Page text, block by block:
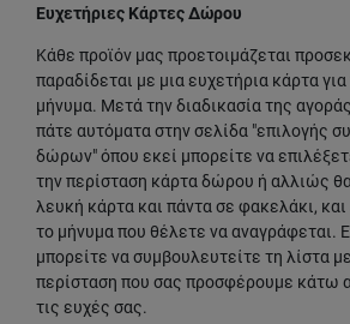
Ευχετήριες Κάρτες Δώρου
Κάθε προϊόν μας προετοιμάζεται
παραδίδεται με μια ευχετήρια κάρτα
μήνυμα. Μετά την διαδικασία της
πάτε αυτόματα στην σελίδα "επιλογής
δώρων" όπου εκεί μπορείτε να
την περίσταση κάρτα δώρου ή αλλιώς
λευκή κάρτα και πάντα σε φακελάκι,
το μήνυμα που θέλετε να αναγράφεται.
μπορείτε να συμβουλευτείτε τη λίστα
περίσταση που σας προσφέρουμε κάτω
τις ευχές σας.